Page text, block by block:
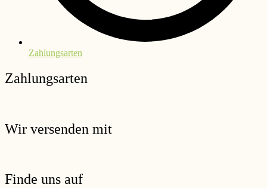
Zahlungsarten
Zahlungsarten
Wir versenden mit
Finde uns auf